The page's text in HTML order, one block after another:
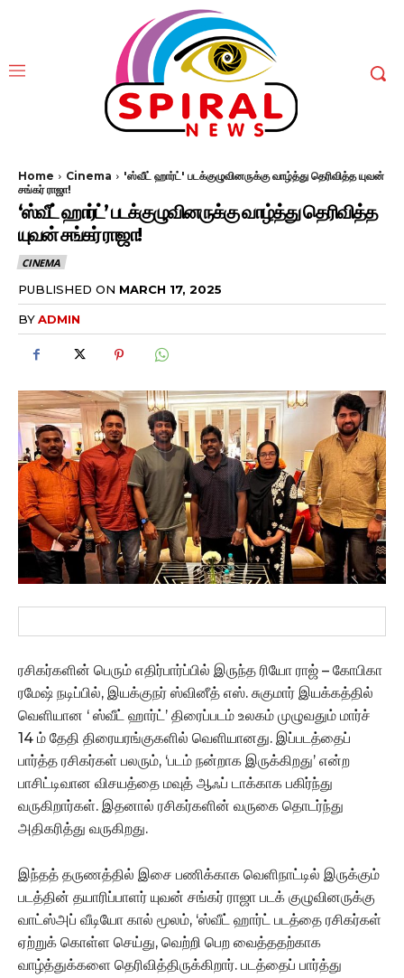
Home Cinema
'ஸ்வீட் ஹார்ட்' படக்குழுவினருக்கு வாழ்த்து தெரிவித்த யுவன்
சங்கர் ராஜா!
‘ஸ்வீட் ஹார்ட்’ படக்குழுவினருக்கு வாழ்த்து தெரிவித்த
யுவன் சங்கர் ராஜா!
CINEMA
PUBLISHED ON MARCH 17, 2025
BYADMIN
ரசிகர்களின் பெரும் எதிர்பார்ப்பில் இருந்த ரியோ ராஜ் – கோபிகா
ரமேஷ் நடிப்பில், இயக்குநர் ஸ்வினீத் எஸ். சுகுமார் இயக்கத்தில்
வெளியான ‘ ஸ்வீட் ஹார்ட்’ திரைப்படம் உலகம் முழுவதும் மார்ச்
14 ம் தேதி திரையரங்குகளில் வெளியானது. இப்படத்தைப்
பார்த்த ரசிகர்கள் பலரும், ‘படம் நன்றாக இருக்கிறது’ என்ற
பாசிட்டிவான விசயத்தை மவுத் ஆஃப் டாக்காக பகிர்ந்து
வருகிறார்கள். இதனால் ரசிகர்களின் வருகை தொடர்ந்து
அதிகரித்து வருகிறது.
இந்தத் தருணத்தில் இசை பணிக்காக வெளிநாட்டில் இருக்கும்
படத்தின் தயாரிப்பாளர் யுவன் சங்கர் ராஜா படக் குழுவினருக்கு
வாட்ஸ்அப் வீடியோ கால் மூலம், ‘ஸ்வீட் ஹார்ட் படத்தை ரசிகர்கள்
ஏற்றுக் கொள்ள செய்து, வெற்றி பெற வைத்ததற்காக
வாழ்த்துக்களை தெரிவித்திருக்கிறார். படத்தைப் பார்த்து